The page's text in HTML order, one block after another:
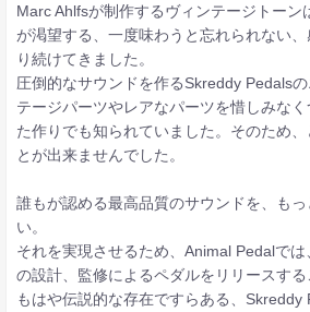
Marc Ahlfsが制作するヴィンテージトーン
が渇望する、一度味わうと忘れられない
り続けてきました。
圧倒的なサウンドを作るSkreddy Pedals
テージパーツやレアなパーツを惜しみな
た作りでも知られていました。そのため
とが出来ませんでした。
誰もが認める最高品質のサウンドを、も
い。
それを実現させるため、Animal Pedalで
の設計、監修によるペダルをリリースする
もはや伝説的な存在ですらある、Skreddy